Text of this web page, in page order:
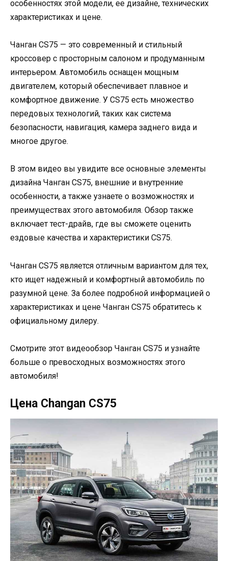
особенностях этой модели, ее дизайне, технических
характеристиках и цене.
Чанган CS75 — это современный и стильный
кроссовер с просторным салоном и продуманным
интерьером. Автомобиль оснащен мощным
двигателем, который обеспечивает плавное и
комфортное движение. У CS75 есть множество
передовых технологий, таких как система
безопасности, навигация, камера заднего вида и
многое другое.
В этом видео вы увидите все основные элементы
дизайна Чанган CS75, внешние и внутренние
особенности, а также узнаете о возможностях и
преимуществах этого автомобиля. Обзор также
включает тест-драйв, где вы сможете оценить
ездовые качества и характеристики CS75.
Чанган CS75 является отличным вариантом для тех,
кто ищет надежный и комфортный автомобиль по
разумной цене. За более подробной информацией о
характеристиках и цене Чанган CS75 обратитесь к
официальному дилеру.
Смотрите этот видеообзор Чанган CS75 и узнайте
больше о превосходных возможностях этого
автомобиля!
Цена Changan CS75